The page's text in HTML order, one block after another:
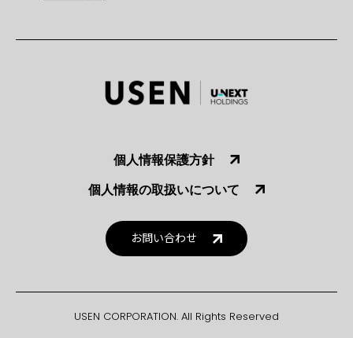
個人情報保護方針
個人情報の取扱いについて
お問い合わせ
USEN CORPORATION. All Rights Reserved